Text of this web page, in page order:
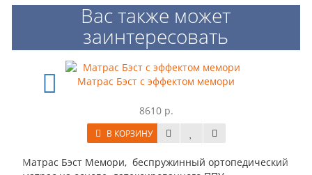
Вас также может
заинтересовать
Матрас Бэст с эффектом мемори
В КОРЗИНУ
Бэст Мемори, беспружинный ортопедический